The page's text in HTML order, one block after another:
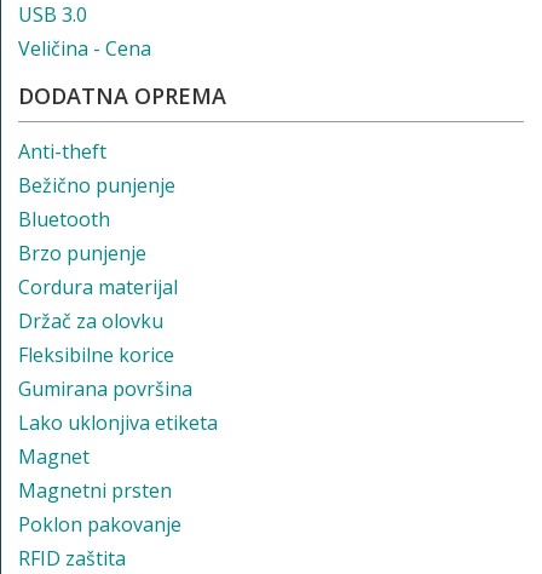
USB 3.0
Veličina - Cena
DODATNA OPREMA
Anti-theft
Bežično punjenje
Bluetooth
Brzo punjenje
Cordura materijal
Držač za olovku
Fleksibilne korice
Gumirana površina
Lako uklonjiva etiketa
Magnet
Magnetni prsten
Poklon pakovanje
RFID zaštita